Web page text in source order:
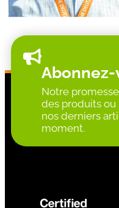
Notre
des produits ou
nos derniers
moment.